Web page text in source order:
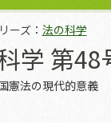
ーズ： 法の科学
学 第48
憲法の現代的意義